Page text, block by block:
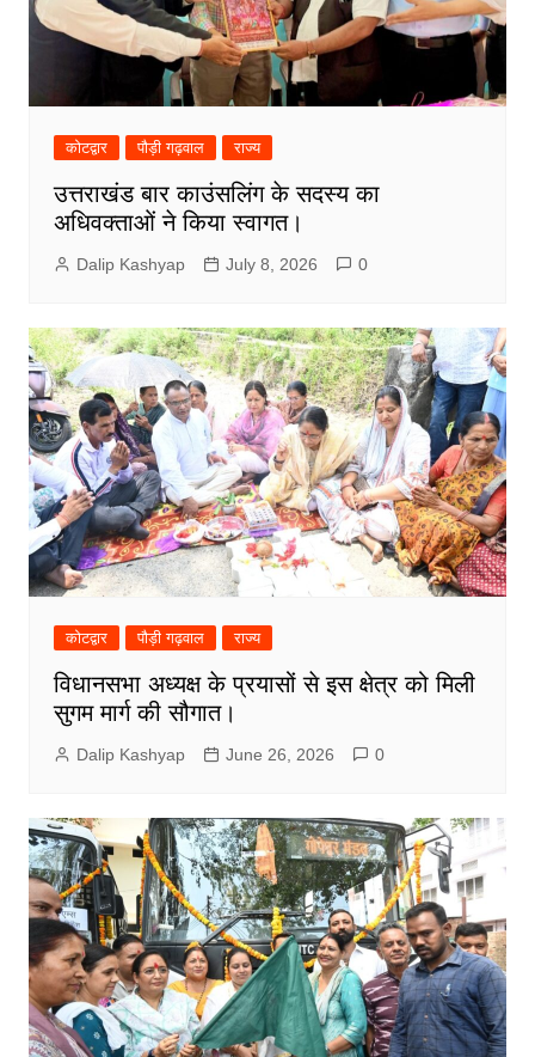
कोटद्वार पौड़ी गढ़वाल राज्य
उत्तराखंड बार काउंसलिंग के सदस्य का
अधिवक्ताओं ने किया स्वागत।
Dalip Kashyap July 8, 2026 0
कोटद्वार पौड़ी गढ़वाल राज्य
विधानसभा अध्यक्ष के प्रयासों से इस क्षेत्र को मिली
सुगम मार्ग की सौगात।
Dalip Kashyap June 26, 2026 0